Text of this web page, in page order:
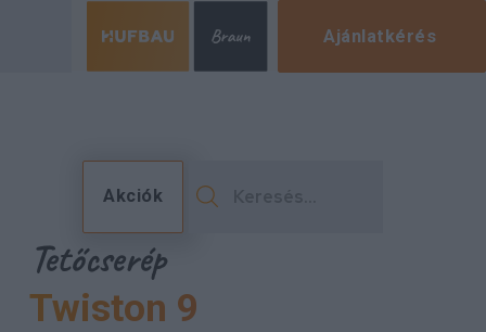
Ajánlatkérés
Akciók
Tetőcserép
Twiston 9